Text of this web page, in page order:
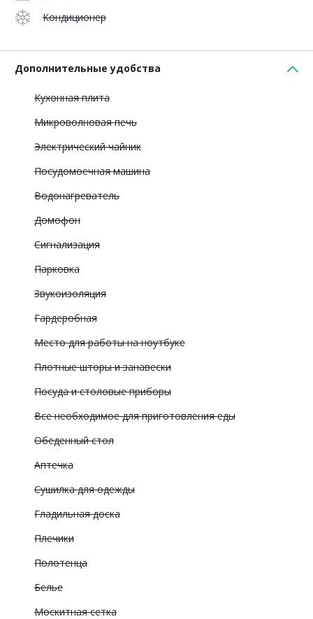
Кондиционер
Дополнительные удобства
Кухонная плита
Микроволновая печь
Электрический чайник
Посудомоечная машина
Водонагреватель
Домофон
Сигнализация
Парковка
Звукоизоляция
Гардеробная
Место для работы на ноутбуке
Плотные шторы и занавески
Посуда и столовые приборы
Все необходимое для приготовления еды
Обеденный стол
Аптечка
Сушилка для одежды
Гладильная доска
Плечики
Полотенца
Белье
Москитная сетка